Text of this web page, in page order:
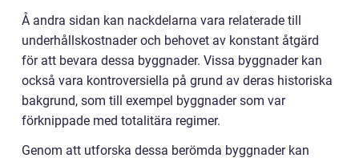
Å andra sidan kan nackdelarna vara relaterade till
underhållskostnader och behovet av konstant åtgärd
för att bevara dessa byggnader. Vissa byggnader kan
också vara kontroversiella på grund av deras historiska
bakgrund, som till exempel byggnader som var
förknippade med totalitära regimer.
Genom att utforska dessa berömda byggnader kan